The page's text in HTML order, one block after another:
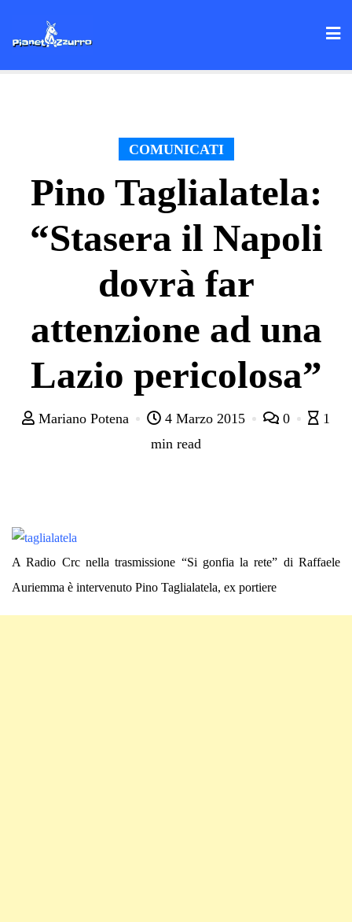
COMUNICATI
Pino Taglialatela:
“Stasera il Napoli
dovrà far
attenzione ad una
Lazio pericolosa”
Mariano Potena 4 Marzo 2015 0
1
min read
A Radio Crc nella trasmissione “Si gonfia la rete” di Raffaele
Auriemma è intervenuto Pino Taglialatela, ex portiere